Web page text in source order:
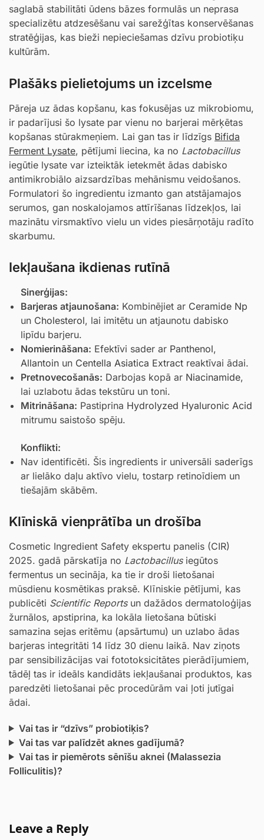
saglabā stabilitāti ūdens bāzes formulās un neprasa
specializētu atdzesēšanu vai sarežģītas konservēšanas
stratēģijas, kas bieži nepieciešamas dzīvu probiotiķu
kultūrām.
Plašāks pielietojums un izcelsme
Pāreja uz ādas kopšanu, kas fokusējas uz mikrobiomu,
ir padarījusi šo lysate par vienu no barjerai mērķētas
kopšanas stūrakmeņiem. Lai gan tas ir līdzīgs Bifida
Ferment Lysate, pētījumi liecina, ka no Lactobacillus
iegūtie lysate var izteiktāk ietekmēt ādas dabisko
antimikrobiālo aizsardzības mehānismu veidošanos.
Formulatori šo ingredientu izmanto gan atstājamajos
serumos, gan noskalojamos attīrīšanas līdzekļos, lai
mazinātu virsmaktīvo vielu un vides piesārņotāju radīto
skarbumu.
Iekļaušana ikdienas rutīnā
Sinerģijas:
Barjeras atjaunošana: Kombinējiet ar Ceramide Np
un Cholesterol, lai imitētu un atjaunotu dabisko
lipīdu barjeru.
Nomierināšana: Efektīvi sader ar Panthenol,
Allantoin un Centella Asiatica Extract reaktīvai ādai.
Pretnovecošanās: Darbojas kopā ar Niacinamide,
lai uzlabotu ādas tekstūru un toni.
Mitrināšana: Pastiprina Hydrolyzed Hyaluronic Acid
mitrumu saistošo spēju.
Konflikti:
Nav identificēti. Šis ingredients ir universāli saderīgs
ar lielāko daļu aktīvo vielu, tostarp retinoīdiem un
tiešajām skābēm.
Klīniskā vienprātība un drošība
Cosmetic Ingredient Safety ekspertu panelis (CIR)
2025. gadā pārskatīja no Lactobacillusiegūtos
fermentus un secināja, ka tie ir droši lietošanai
mūsdienu kosmētikas praksē. Klīniskie pētījumi, kas
publicēti Scientific Reportsun dažādos dermatoloģijas
žurnālos, apstiprina, ka lokāla lietošana būtiski
samazina sejas eritēmu (apsārtumu) un uzlabo ādas
barjeras integritāti 14 līdz 30 dienu laikā. Nav ziņots
par sensibilizācijas vai fototoksicitātes pierādījumiem,
tādēļ tas ir ideāls kandidāts iekļaušanai produktos, kas
paredzēti lietošanai pēc procedūrām vai ļoti jutīgai
ādai.
Vai tas ir “dzīvs” probiotiķis?
Vai tas var palīdzēt aknes gadījumā?
Vai tas ir piemērots sēnīšu aknei (Malassezia
Folliculitis)?
Leave a Reply